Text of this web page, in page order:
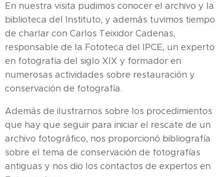
En nuestra visita pudimos conocer el archivo y la
biblioteca del Instituto, y además tuvimos tiempo
de charlar con Carlos Teixidor Cadenas,
responsable de la Fototeca del IPCE, un experto
en fotografía del siglo XIX y formador en
numerosas actividades sobre restauración y
conservación de fotografía.
Además de ilustrarnos sobre los procedimientos
que hay que seguir para iniciar el rescate de un
archivo fotográfico, nos proporcionó bibliografía
sobre el tema de conservación de fotografías
antiguas y nos dio los contactos de expertos en